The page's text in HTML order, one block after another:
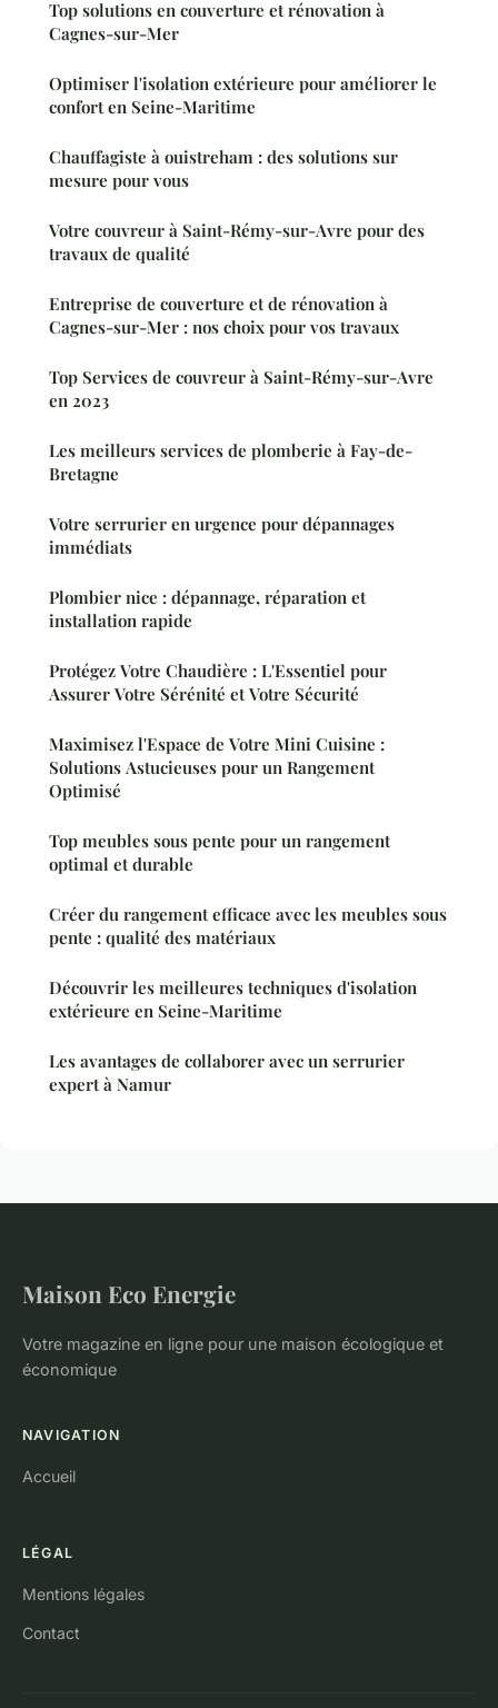
Top solutions en couverture et rénovation à
Cagnes-sur-Mer
Optimiser l'isolation extérieure pour améliorer le
confort en Seine-Maritime
Chauffagiste à ouistreham : des solutions sur
mesure pour vous
Votre couvreur à Saint-Rémy-sur-Avre pour des
travaux de qualité
Entreprise de couverture et de rénovation à
Cagnes-sur-Mer : nos choix pour vos travaux
Top Services de couvreur à Saint-Rémy-sur-Avre
en 2023
Les meilleurs services de plomberie à Fay-de-
Bretagne
Votre serrurier en urgence pour dépannages
immédiats
Plombier nice : dépannage, réparation et
installation rapide
Protégez Votre Chaudière : L'Essentiel pour
Assurer Votre Sérénité et Votre Sécurité
Maximisez l'Espace de Votre Mini Cuisine :
Solutions Astucieuses pour un Rangement
Optimisé
Top meubles sous pente pour un rangement
optimal et durable
Créer du rangement efficace avec les meubles sous
pente : qualité des matériaux
Découvrir les meilleures techniques d'isolation
extérieure en Seine-Maritime
Les avantages de collaborer avec un serrurier
expert à Namur
Maison Eco Energie
Votre magazine en ligne pour une maison écologique et
économique
NAVIGATION
Accueil
LÉGAL
Mentions légales
Contact